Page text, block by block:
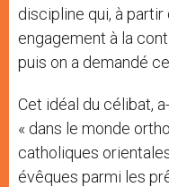
discipline qui, à partir
engagement à la
puis on a demandé
Cet idéal du célibat,
« dans le monde
catholiques
évêques parmi les